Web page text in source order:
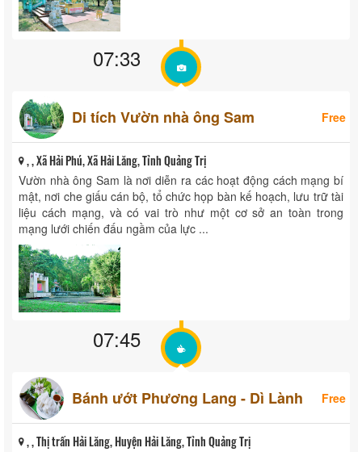
07:33
Di tích Vườn nhà ông Sam Free
, , Xã Hải Phú, Xã Hải Lăng, Tỉnh Quảng Trị
Vườn nhà ông Sam là nơi diễn ra các hoạt động cách mạng bí
mật, nơi che giấu cán bộ, tổ chức họp bàn kế hoạch, lưu trữ tài
liệu cách mạng, và có vai trò như một cơ sở an toàn trong
mạng lưới chiến đấu ngầm của lực ...
07:45
Bánh ướt Phương Lang - Dì Lành Free
, , Thị trấn Hải Lăng, Huyện Hải Lăng, Tỉnh Quảng Trị